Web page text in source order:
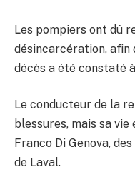
Les pompiers ont dû
désincarcération, afin
décès a été constaté
Le conducteur de la
blessures, mais sa
Franco Di Genova,
de Laval.